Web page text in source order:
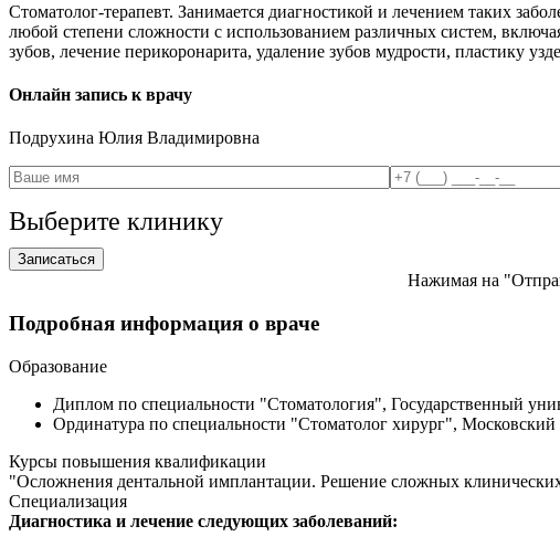
Стоматолог-терапевт. Занимается диагностикой и лечением таких
любой степени сложности с использованием различных систем,
зубов, лечение перикоронарита, удаление зубов мудрости, пластику
Онлайн запись к врачу
Подрухина Юлия Владимировна
Выберите клинику
Нажимая на
Подробная информация о враче
Образование
Диплом по специальности "Стоматология", Государственный
Ординатура по специальности "Стоматолог хирург",
Курсы повышения квалификации
"Осложнения дентальной имплантации. Решение сложных
Специализация
Диагностика и лечение следующих заболеваний: